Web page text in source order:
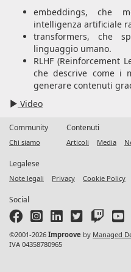
embeddings, che
intelligenza artificiale
transformers, che
linguaggio umano.
RLHF (Reinforcement
che descrive come i
generare contenuti
Video
Community
Chi siamo
Contenuti
Articoli Media
Legalese
Note legali Privacy Cookie Policy
Social
©2001-2026 Improove by Managed
IVA 04358780965